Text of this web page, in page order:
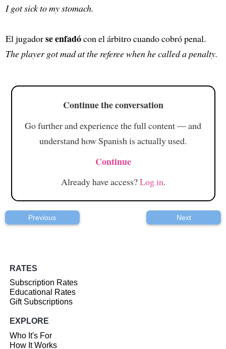
I got sick to my stomach.
El jugadorse enfadócon el árbitro cuando cobró penal.
The player got mad at the referee when he called a penalty.
Continue the conversation
Go further and experience the full content — and
understand how Spanish is actually used.
Continue
Already have access?Log in.
Previous Next
RATES
Subscription Rates
Educational Rates
Gift Subscriptions
EXPLORE
Who It's For
How It Works